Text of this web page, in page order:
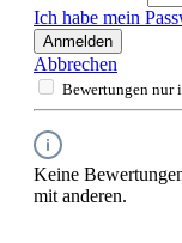
Ich habe mein
Anmelden
Abbrechen
Bewertungen nur
Keine
mit anderen.